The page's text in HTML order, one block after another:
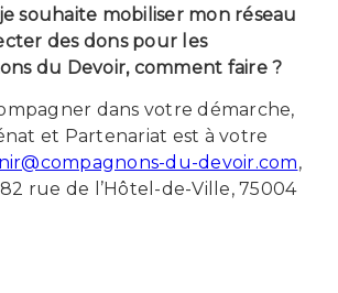
souhaite mobiliser mon réseau
des dons pour les
du Devoir, comment faire ?
dans votre démarche,
et Partenariat est à votre
du-devoir.com,
82 rue de l’Hôtel-de-Ville, 75004